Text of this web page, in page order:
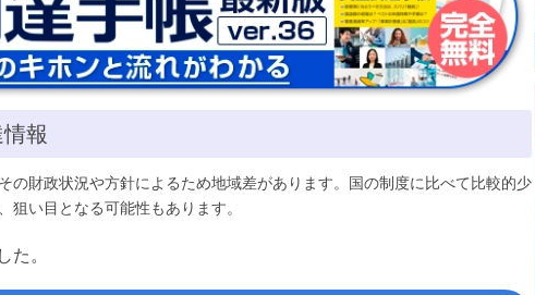
報
の財政状況や方針によるため地域差があります。国の制度に比べて比較的少
狙い目となる可能性もあります。
た。